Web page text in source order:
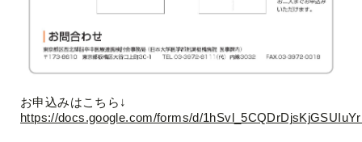
お申込みはこちら↓
https://docs.google.com/forms/d/